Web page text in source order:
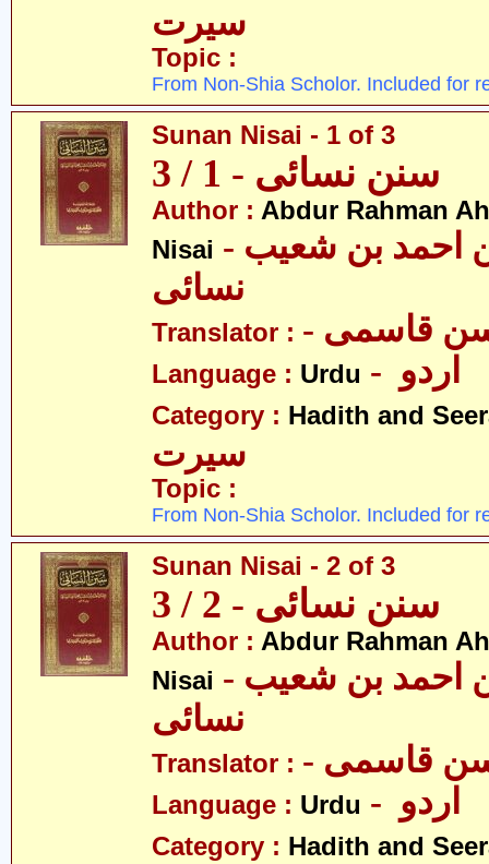
سیرت
Topic :
From Non-Shia Scholor. Included for
Sunan Nisai - 1 of 3
سنن نسائی - 1 / 3
Author : Abdur Rahman
Nisai - عبدالرّحمٰن احمد بن شعیب
نسائی
Translator : قاسمی
Language : Urdu
Category : Hadith and
سیرت
Topic :
From Non-Shia Scholor. Included for
Sunan Nisai - 2 of 3
سنن نسائی - 2 / 3
Author : Abdur Rahman
Nisai - عبدالرّحمٰن احمد بن شعیب
نسائی
Translator : قاسمی
Language : Urdu
Category : Hadith and